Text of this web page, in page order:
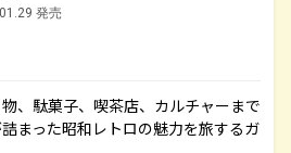
発売
、駄菓子、喫茶店、カルチャーまで
まった昭和レトロの魅力を旅するガ